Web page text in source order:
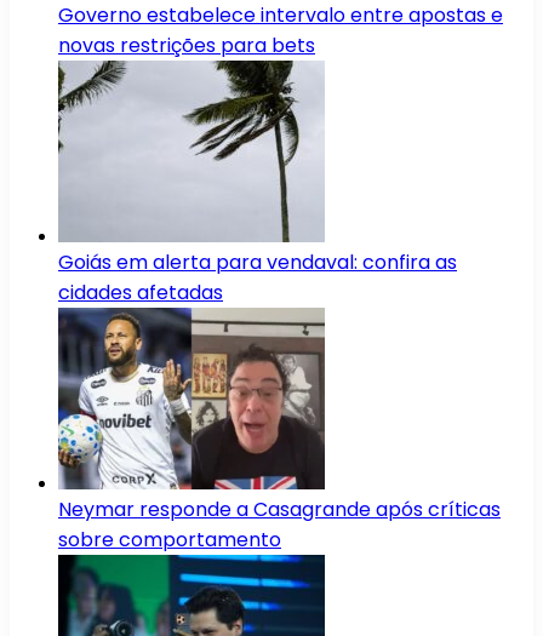
Governo estabelece intervalo entre apostas e
novas restrições para bets
Goiás em alerta para vendaval: confira as
cidades afetadas
Neymar responde a Casagrande após críticas
sobre comportamento